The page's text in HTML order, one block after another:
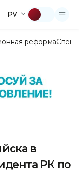
РУ
реформа
в
РК по